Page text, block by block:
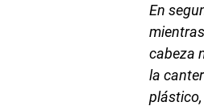
En
cabeza
la